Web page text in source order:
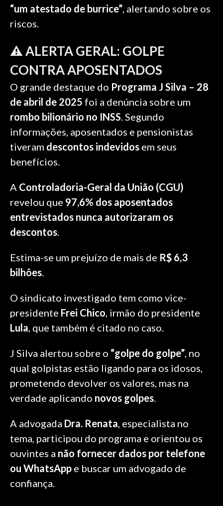
“um atestado de burrice”, alertando sobre os
riscos.
⚠️ ALERTA GERAL: GOLPE
CONTRA APOSENTADOS
O grande destaque do Programa J Silva – 28
de abril de 2025 foi a denúncia sobre um
rombo bilionário no INSS. Segundo
informações, aposentados e pensionistas
tiveram descontos indevidos em seus
benefícios.
A Controladoria-Geral da União (CGU)
revelou que 97,6% dos aposentados
entrevistados nunca autorizaram os
descontos.
Estima-se um prejuízo de mais de R$ 6,3
bilhões.
O sindicato investigado tem como vice-
presidente Frei Chico, irmão do presidente
Lula, que também é citado no caso.
J Silva alertou sobre o “golpe do golpe”, no
qual golpistas estão ligando para os idosos,
prometendo devolver os valores, mas na
verdade aplicando novos golpes.
A advogada Dra. Renata, especialista no
tema, participou do programa e orientou os
ouvintes a não fornecer dados por telefone
ou WhatsApp e buscar um advogado de
confiança.